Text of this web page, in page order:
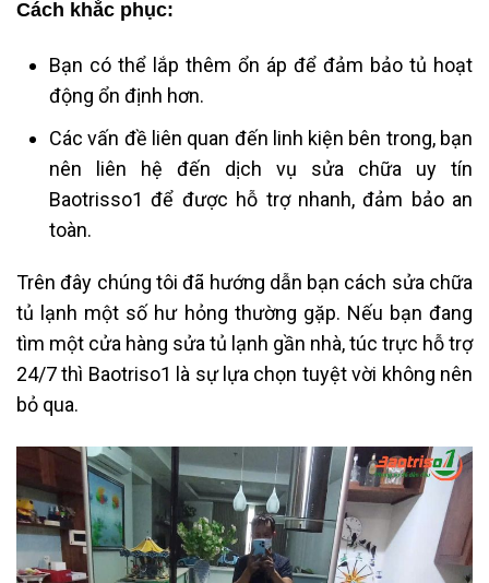
Cách khắc phục:
Bạn có thể lắp thêm ổn áp để đảm bảo tủ hoạt
động ổn định hơn.
Các vấn đề liên quan đến linh kiện bên trong, bạn
nên liên hệ đến dịch vụ sửa chữa uy tín
Baotrisso1 để được hỗ trợ nhanh, đảm bảo an
toàn.
Trên đây chúng tôi đã hướng dẫn bạn cách sửa chữa
tủ lạnh một số hư hỏng thường gặp. Nếu bạn đang
tìm một cửa hàng sửa tủ lạnh gần nhà, túc trực hỗ trợ
24/7 thì Baotriso1 là sự lựa chọn tuyệt vời không nên
bỏ qua.